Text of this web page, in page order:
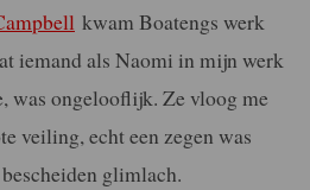
kwam Boatengs werk
iemand als Naomi in mijn werk
was ongelooflijk. Ze vloog me
veiling, echt een zegen was
glimlach.